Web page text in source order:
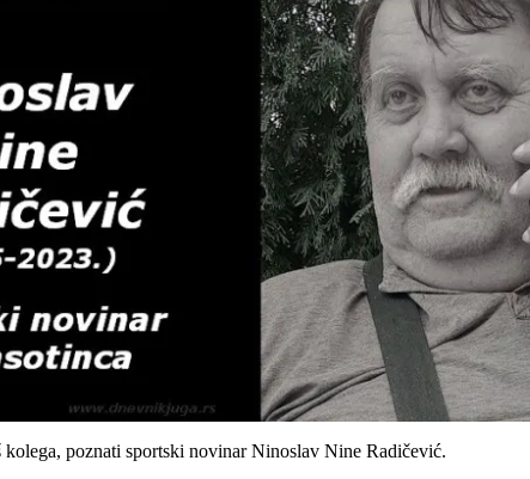
poznati sportski novinar Ninoslav Nine Radičević.